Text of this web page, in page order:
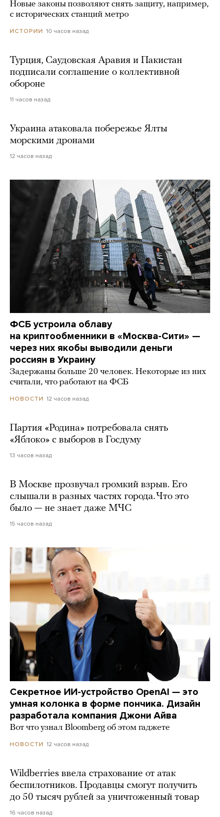
Новые законы позволяют снять защиту, например,
с исторических станций метро
ИСТОРИИ 10 часов назад
Турция, Саудовская Аравия и Пакистан
подписали соглашение о коллективной
обороне
11 часов назад
Украина атаковала побережье Ялты
морскими дронами
12 часов назад
ФСБ устроила облаву
на криптообменники в «Москва-Сити» —
через них якобы выводили деньги
россиян в Украину
Задержаны больше 20 человек. Некоторые из них
считали, что работают на ФСБ
НОВОСТИ 12 часов назад
Партия «Родина» потребовала снять
«Яблоко» с выборов в Госдуму
13 часов назад
В Москве прозвучал громкий взрыв. Его
слышали в разных частях города. Что это
было — не знает даже МЧС
15 часов назад
Секретное ИИ-устройство OpenAI — это
умная колонка в форме пончика. Дизайн
разработала компания Джони Айва
Вот что узнал Bloomberg об этом гаджете
НОВОСТИ 12 часов назад
Wildberries ввела страхование от атак
беспилотников. Продавцы смогут получить
до 50 тысяч рублей за уничтоженный товар
16 часов назад